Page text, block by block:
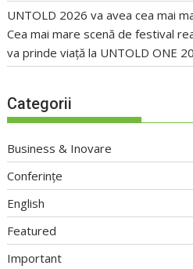
UNTOLD 2026 va avea cea mai
Cea mai mare scenă de festival
va prinde viață la UNTOLD ONE
Categorii
Business & Inovare
Conferințe
English
Featured
Important